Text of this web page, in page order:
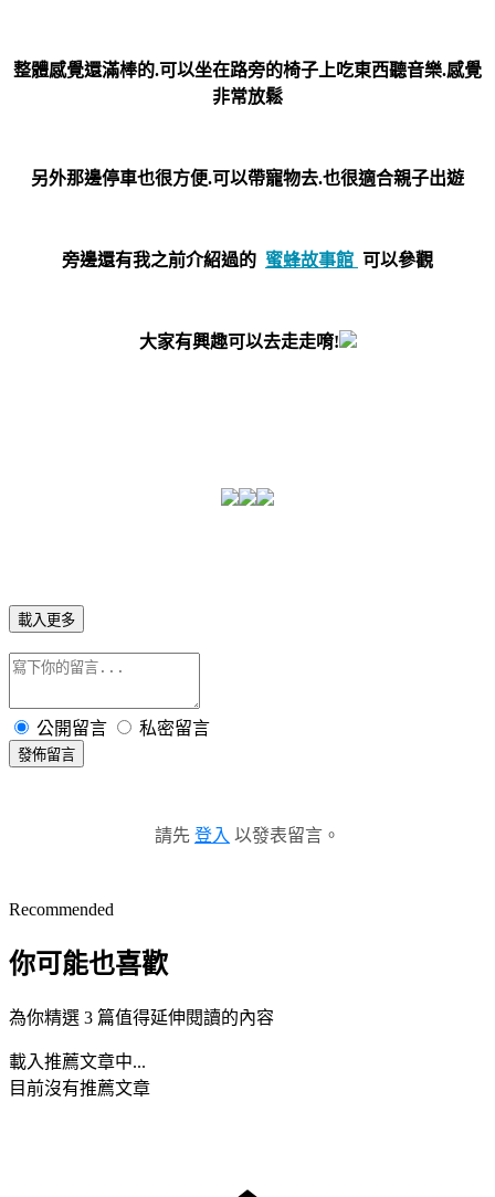
整體感覺還滿棒的.可以坐在路旁的椅子上吃東西聽音樂.感覺
非常放鬆
另外那邊停車也很方便.可以帶寵物去.也很適合親子出遊
旁邊還有我之前介紹過的 蜜蜂故事館 可以參觀
大家有興趣可以去走走唷!
載入更多
公開留言 私密留言
發佈留言
請先 登入 以發表留言。
Recommended
你可能也喜歡
為你精選 3 篇值得延伸閱讀的內容
載入推薦文章中...
目前沒有推薦文章